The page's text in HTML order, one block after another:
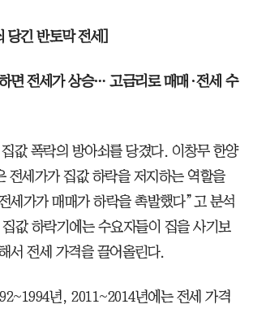
당긴 반토막 전세]
면 전세가 상승… 고금리로 매매·전세 수
값 폭락의 방아쇠를 당겼다. 이창무 한양
전세가가 집값 하락을 저지하는 역할을
세가가 매매가 하락을 촉발했다”고 분석
값 하락기에는 수요자들이 집을 사기보
서 전세 가격을 끌어올린다.
년, 2011~2014년에는 전세 가격